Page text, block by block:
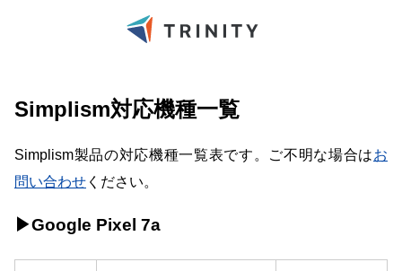
Simplism対応機種一覧
Simplism製品の対応機種一覧表です。ご不明な場合はお
問い合わせ ください。
▶Google Pixel 7a